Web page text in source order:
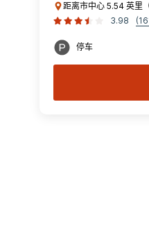
距离市中心 5.54 英里
3.98
停车